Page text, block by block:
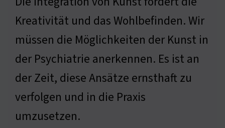
Kreativität und das Wohlbefinden. Wir
müssen die Möglichkeiten der Kunst in
der Psychiatrie anerkennen. Es ist an
der Zeit, diese Ansätze ernsthaft zu
verfolgen und in die Praxis
umzusetzen.